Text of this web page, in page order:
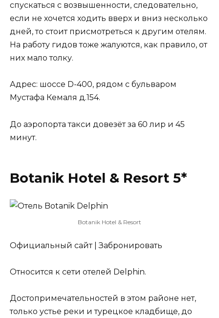
спускаться с возвышенности, следовательно,
если не хочется ходить вверх и вниз несколько
дней, то стоит присмотреться к другим отелям.
На работу гидов тоже жалуются, как правило, от
них мало толку.
Адрес: шоссе D-400, рядом с бульваром
Мустафа Кемаля д.154.
До аэропорта такси довезёт за 60 лир и 45
минут.
Botanik Hotel & Resort 5*
Botanik Hotel & Resort
Официальный сайт | Забронировать
Относится к сети отелей Delphin.
Достопримечательностей в этом районе нет,
только устье реки и турецкое кладбище, до